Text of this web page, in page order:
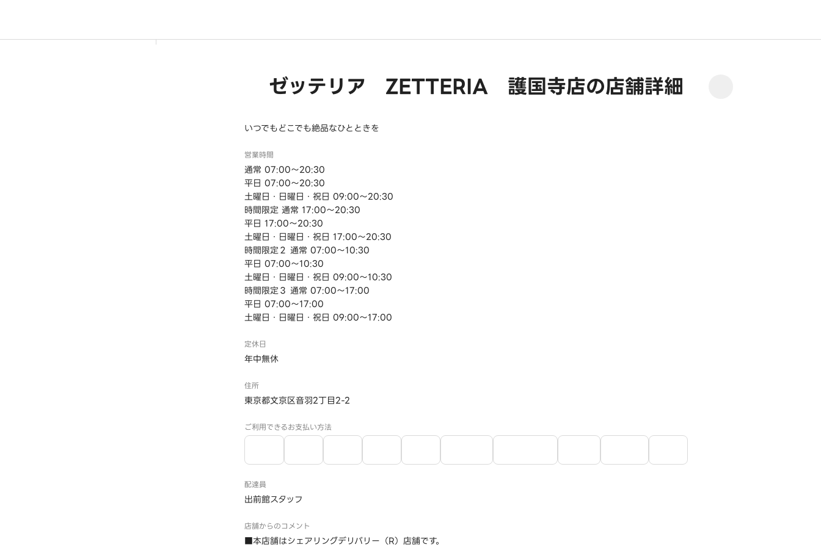
ゼッテリア ZETTERIA 護国寺店の店舗詳細
いつでもどこでも絶品なひとときを
営業時間
通常 07:00～20:30
平日 07:00～20:30
土曜日・日曜日・祝日 09:00～20:30
時間限定 通常 17:00～20:30
平日 17:00～20:30
土曜日・日曜日・祝日 17:00～20:30
時間限定２ 通常 07:00～10:30
平日 07:00～10:30
土曜日・日曜日・祝日 09:00～10:30
時間限定３ 通常 07:00～17:00
平日 07:00～17:00
土曜日・日曜日・祝日 09:00～17:00
定休日
年中無休
住所
東京都文京区音羽2丁目2-2
ご利用できるお支払い方法
配達員
出前館スタッフ
店舗からのコメント
■本店舗はシェアリングデリバリー（R）店舗です。